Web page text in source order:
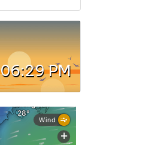
06:29 PM